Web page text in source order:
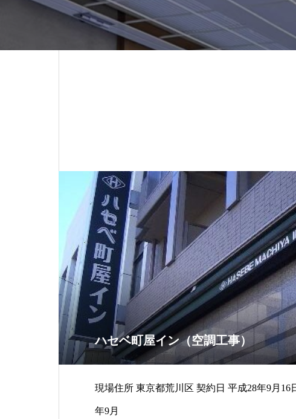
ハセベ町屋イン（空調工事）
現場住所 東京都荒川区 契約日 平成28年9月16日 工期 平成28
年9月